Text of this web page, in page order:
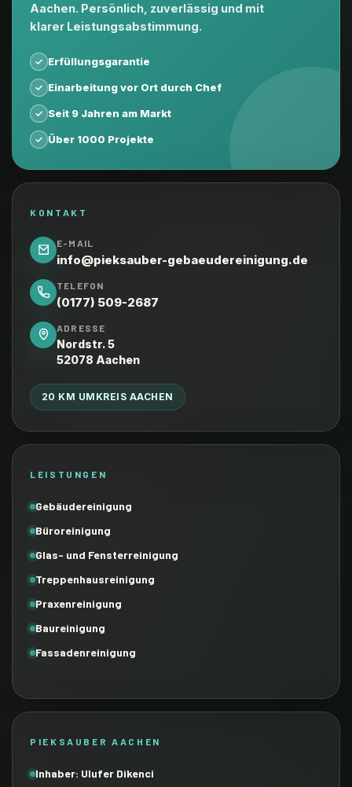
Aachen. Persönlich, zuverlässig und mit
klarer Leistungsabstimmung.
✓ Erfüllungsgarantie
✓ Einarbeitung vor Ort durch Chef
✓ Seit 9 Jahren am Markt
✓ Über 1000 Projekte
KONTAKT
E-MAIL
info@pieksauber-gebaeudereinigung.de
TELEFON
(0177) 509-2687
ADRESSE
Nordstr. 5
52078 Aachen
20 KM UMKREIS AACHEN
LEISTUNGEN
Gebäudereinigung
Büroreinigung
Glas- und Fensterreinigung
Treppenhausreinigung
Praxenreinigung
Baureinigung
Fassadenreinigung
PIEKSAUBER AACHEN
Inhaber: Ulufer Dikenci